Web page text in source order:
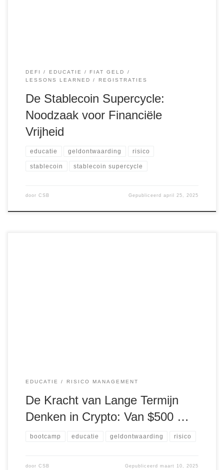
DEFI EDUCATIE
FIAT GELD
LESSONS LEARNED
REGISTRATIES
De Stablecoin Supercycle:
Noodzaak voor Financiële
Vrijheid
educatie geldontwaarding risico
stablecoin stablecoin supercycle
door CSB Gepubliceerdapril 25, 2025
EDUCATIE RISICO MANAGEMENT
De Kracht van Lange Termijn
Denken in Crypto: Van $500 …
bootcamp educatie geldontwaarding risico
door CSB Gepubliceerdmaart 10, 2025